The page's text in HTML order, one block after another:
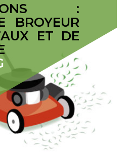
:
BROYEUR
ET DE